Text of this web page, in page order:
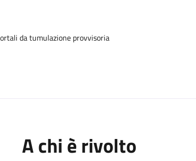
da tumulazione provvisoria
A chi è rivolto